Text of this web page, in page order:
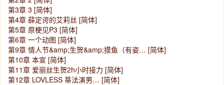
第3章 3 [简体]
第4章 薛定谔的艾莉丝 [简体]
第5章 原梗见P3 [简体]
第6章 一个动图 [简体]
第9章 情人节&amp;生贺&amp;摸鱼（有姿… [简体]
第10章 本宣 [简体]
第11章 爱丽丝生贺2h小时接力 [简体]
第12章 LOVLESS 蒂法演男… [简体]